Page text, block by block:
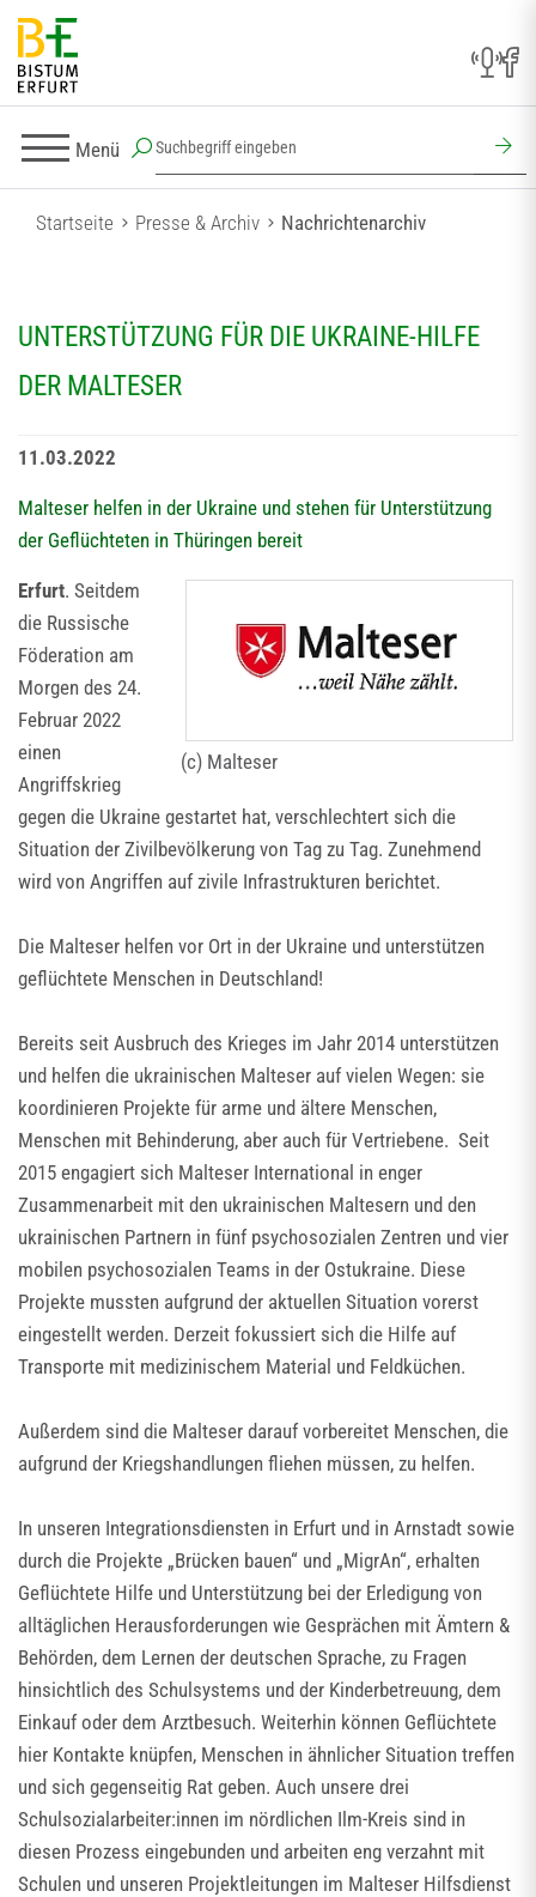
Menü
Startseite Presse & Archiv Nachrichtenarchiv
UNTERSTÜTZUNG FÜR DIE UKRAINE-HILFE
DER MALTESER
11.03.2022
Malteser helfen in der Ukraine und stehen für Unterstützung
der Geflüchteten in Thüringen bereit
(c) Malteser
Erfurt. Seitdem
die Russische
Föderation am
Morgen des 24.
Februar 2022
einen
Angriffskrieg
gegen die Ukraine gestartet hat, verschlechtert sich die
Situation der Zivilbevölkerung von Tag zu Tag. Zunehmend
wird von Angriffen auf zivile Infrastrukturen berichtet.
Die Malteser helfen vor Ort in der Ukraine und unterstützen
geflüchtete Menschen in Deutschland!
Bereits seit Ausbruch des Krieges im Jahr 2014 unterstützen
und helfen die ukrainischen Malteser auf vielen Wegen: sie
koordinieren Projekte für arme und ältere Menschen,
Menschen mit Behinderung, aber auch für Vertriebene. Seit
2015 engagiert sich Malteser International in enger
Zusammenarbeit mit den ukrainischen Maltesern und den
ukrainischen Partnern in fünf psychosozialen Zentren und vier
mobilen psychosozialen Teams in der Ostukraine. Diese
Projekte mussten aufgrund der aktuellen Situation vorerst
eingestellt werden. Derzeit fokussiert sich die Hilfe auf
Transporte mit medizinischem Material und Feldküchen.
Außerdem sind die Malteser darauf vorbereitet Menschen, die
aufgrund der Kriegshandlungen fliehen müssen, zu helfen.
In unseren Integrationsdiensten in Erfurt und in Arnstadt sowie
durch die Projekte „Brücken bauen“ und „MigrAn“, erhalten
Geflüchtete Hilfe und Unterstützung bei der Erledigung von
alltäglichen Herausforderungen wie Gesprächen mit Ämtern &
Behörden, dem Lernen der deutschen Sprache, zu Fragen
hinsichtlich des Schulsystems und der Kinderbetreuung, dem
Einkauf oder dem Arztbesuch. Weiterhin können Geflüchtete
hier Kontakte knüpfen, Menschen in ähnlicher Situation treffen
und sich gegenseitig Rat geben. Auch unsere drei
Schulsozialarbeiter:innen im nördlichen Ilm-Kreis sind in
diesen Prozess eingebunden und arbeiten eng verzahnt mit
Schulen und unseren Projektleitungen im Malteser Hilfsdienst